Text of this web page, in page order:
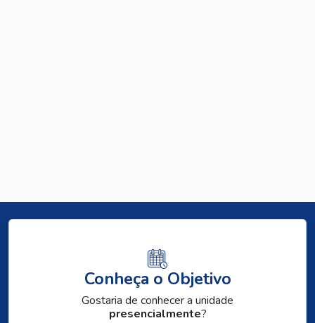
Conheça o Objetivo
Gostaria de conhecer a unidade
presencialmente?